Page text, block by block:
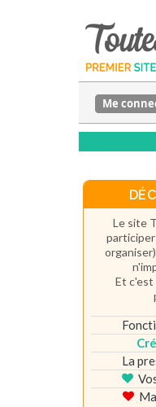
Me
Le site
Et c'est
La
Ma